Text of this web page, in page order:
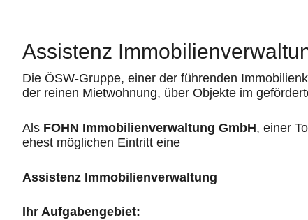
Assistenz
Die ÖSW-Gruppe, einer der führenden
der reinen Mietwohnung, über Objekte im
Als FOHN Immobilienverwaltung GmbH, einer
ehest möglichen Eintritt eine
Assistenz Immobilienverwaltung
Ihr Aufgabengebiet: